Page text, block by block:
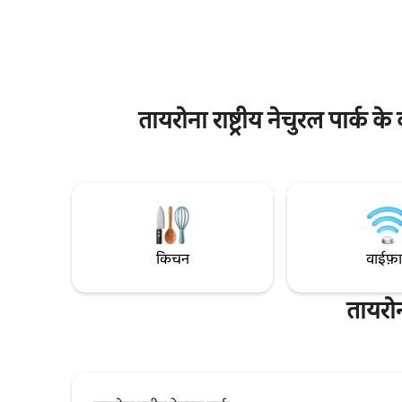
तायरोना राष्ट्रीय नेचुरल
किचन